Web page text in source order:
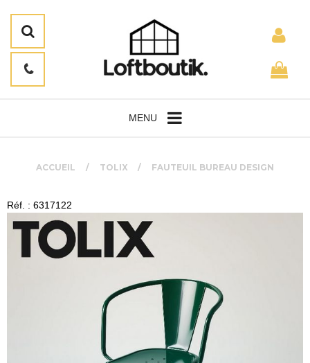
MENU
ACCUEIL TOLIX FAUTEUIL BUREAU DESIGN
Réf. : 6317122